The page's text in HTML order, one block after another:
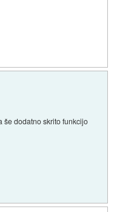
še dodatno skrito funkcijo